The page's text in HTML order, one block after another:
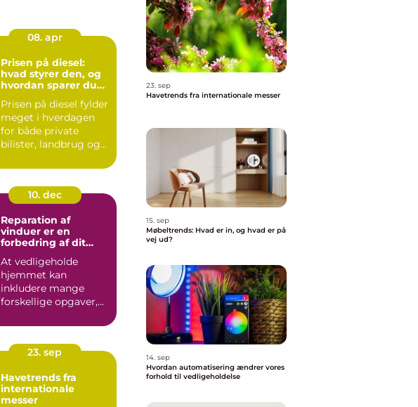
08. apr
Prisen på diesel:
hvad styrer den, og
hvordan sparer du
Prisen på diesel fylder
meget i hverdagen
for både private
bilister, landbrug og
10. dec
Reparation af
vinduer er en
forbedring af dit
At vedligeholde
hjemmet kan
inkludere mange
forskellige opgaver,
vinduer er ofte e...
23. sep
Havetrends fra
internationale
messer
23. sep
Havetrends fra internationale messer
15. sep
Møbeltrends: Hvad er in, og hvad er på
vej ud?
14. sep
Hvordan automatisering ændrer vores
forhold til vedligeholdelse